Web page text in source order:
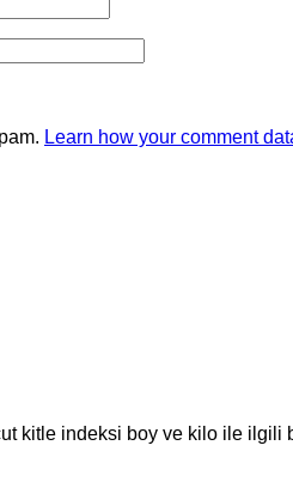
Learn how your comment
kitle indeksi boy ve kilo ile ilgili